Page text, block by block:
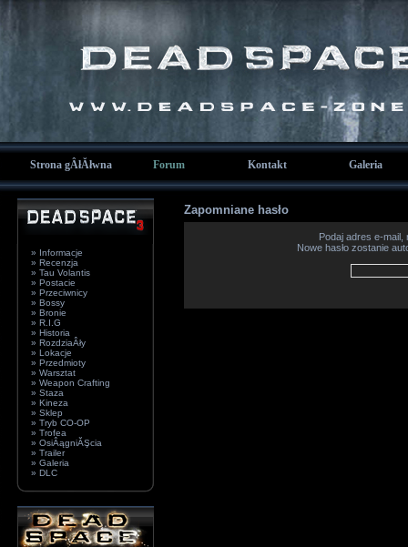
Strona gÂłĂłwna Forum Kontakt Galeria
» Informacje
» Recenzja
» Tau Volantis
» Postacie
» Przeciwnicy
» Bossy
» Bronie
» R.I.G
» Historia
» RozdziaÂły
» Lokacje
» Przedmioty
» Warsztat
» Weapon Crafting
» Staza
» Kineza
» Sklep
» Tryb CO-OP
» Trofea
» OsiÂągniĂŞcia
» Trailer
» Galeria
» DLC
Zapomniane hasło
Podaj adres e-mail,
Nowe hasło zostanie